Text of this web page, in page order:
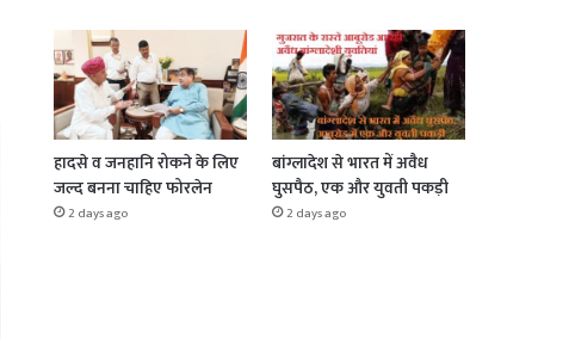
हादसे व जनहानि रोकने के लिए
जल्द बनना चाहिए फोरलेन
2 days ago
बांग्लादेश से भारत में अवैध
घुसपैठ, एक और युवती पकड़ी
2 days ago